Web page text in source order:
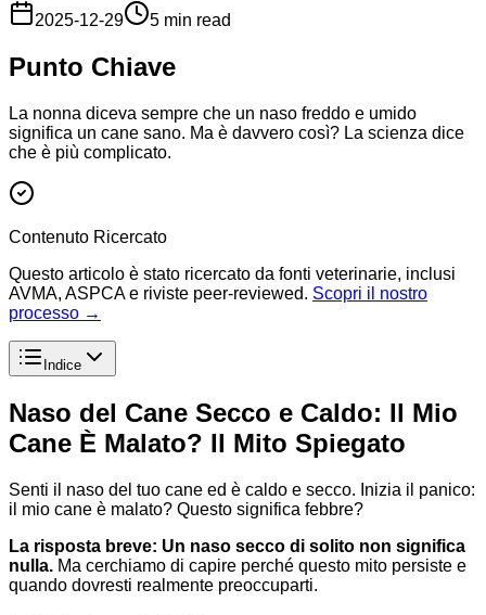
2025-12-29
5 min read
Punto Chiave
La nonna diceva sempre che un naso freddo e umido
significa un cane sano. Ma è davvero così? La scienza dice
che è più complicato.
Contenuto Ricercato
Questo articolo è stato ricercato da fonti veterinarie, inclusi
AVMA, ASPCA e riviste peer-reviewed. Scopri il nostro
processo →
Indice
Naso del Cane Secco e Caldo: Il Mio
Cane È Malato? Il Mito Spiegato
Senti il naso del tuo cane ed è caldo e secco. Inizia il panico:
il mio cane è malato? Questo significa febbre?
La risposta breve: Un naso secco di solito non significa
nulla. Ma cerchiamo di capire perché questo mito persiste e
quando dovresti realmente preoccuparti.